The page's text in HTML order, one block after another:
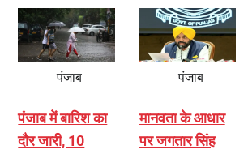
पंजाब
पंजाब में बारिश का
दौर जारी, 10
पंजाब
मानवता के आधार
पर जगतार सिंह